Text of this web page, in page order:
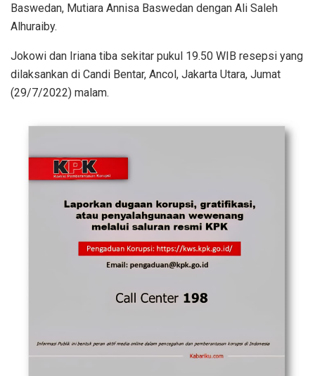
Baswedan, Mutiara Annisa Baswedan dengan Ali Saleh
Alhuraiby.
Jokowi dan Iriana tiba sekitar pukul 19.50 WIB resepsi yang
dilaksankan di Candi Bentar, Ancol, Jakarta Utara, Jumat
(29/7/2022) malam.